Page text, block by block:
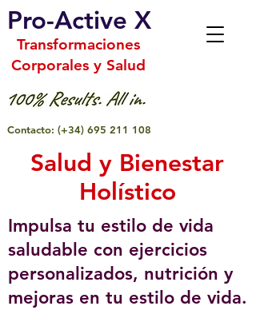
Pro-Active X
Contacto: (+34) 695 211 108
Transformaciones
Corporales y Salud
Salud y Bienestar
Holístico
Impulsa tu estilo de vida
saludable con ejercicios
personalizados, nutrición y
mejoras en tu estilo de vida.